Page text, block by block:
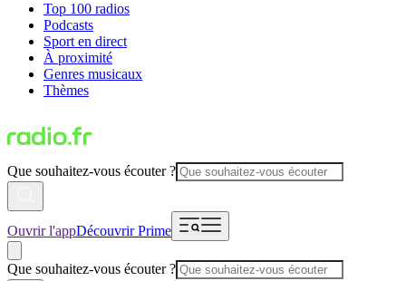
Top 100 radios
Podcasts
Sport en direct
À proximité
Genres musicaux
Thèmes
Que souhaitez-vous écouter ?
Ouvrir l'appDécouvrir Prime
Que souhaitez-vous écouter ?